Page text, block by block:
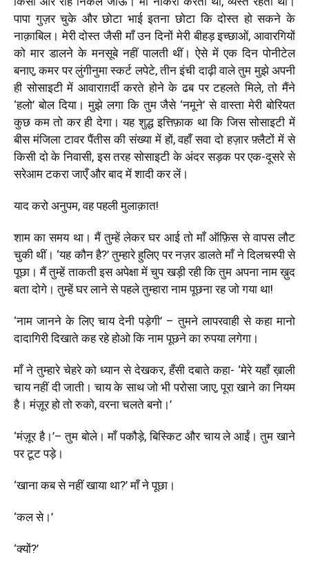
पापा गुज़र चुके और छोटा भाई इतना छोटा कि दोस्त हो सकने के
नाक़ाबिल। मेरी दोस्त जैसी माँ उन दिनों मेरी बीहड़ इच्छाओं, आवारगियों
को मार डालने के मनसूबे नहीं पालती थीं। ऐसे में एक दिन पोनीटेल
बनाए, कमर पर लुंगीनुमा स्कर्ट लपेटे, तीन इंची दाढ़ी वाले तुम मुझे अपनी
ही सोसाइटी में आवाराग़र्दी करते होने के ढब पर टहलते मिले, तो मैंने
‘हलो’ बोल दिया। मुझे लगा कि तुम जैसे ‘नमूने’ से वास्ता मेरी बोरियत
कुछ कम तो कर ही देगा। यह शुद्ध इत्तिफ़ाक था कि जिस सोसाइटी में
बीस मंजिला टावर पैंतीस की संख्या में हों, वहाँ सवा दो हज़ार फ़्लैटों में से
किसी दो के निवासी, इस तरह सोसाइटी के अंदर सड़क पर एक-दूसरे से
सरेआम टकरा जाएँ और बाद में शादी कर लें।
याद करो अनुपम, वह पहली मुलाक़ात!
शाम का समय था। मैं तुम्हें लेकर घर आई तो माँ ऑफ़िस से वापस लौट
चुकी थीं। ‘यह कौन है?’तुम्हारे हुलिए पर नज़र डालते माँ ने दिलचस्पी से
पूछा। मैं तुम्हें ताकती इस अपेक्षा में चुप खड़ी रही कि तुम अपना नाम ख़ुद
बता दोगे। तुम्हें घर लाने से पहले तुम्हारा नाम पूछना रह जो गया था!
‘नाम जानने के लिए चाय देनी पड़ेगी’ – तुमने लापरवाही से कहा मानो
दादागिरी दिखाते कह रहे होओ कि नाम पूछने का रुपया लगेगा।
माँ ने तुम्हारे चेहरे को ध्यान से देखकर, हँसी दबाते कहा- ‘मेरे यहाँ ख़ाली
चाय नहीं दी जाती। चाय के साथ जो भी परोसा जाए, पूरा खाने का नियम
है। मंज़ूर हो तो रुको, वरना चलते बनो।’
‘मंज़ूर है।’– तुम बोले। माँ पकौड़े, बिस्किट और चाय ले आईं। तुम खाने
पर टूट पड़े।
‘खाना कब से नहीं खाया था?’माँ ने पूछा।
‘कल से।’
‘क्यों?’